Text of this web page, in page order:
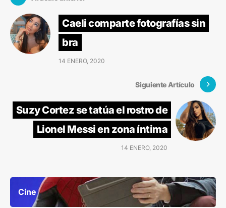
Caeli comparte fotografías sin
bra
14 ENERO, 2020
Siguiente Artículo
Suzy Cortez se tatúa el rostro de
Lionel Messi en zona íntima
14 ENERO, 2020
Cine